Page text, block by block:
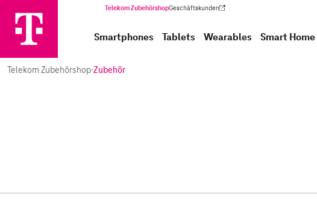
Telekom ZubehörshopGeschäftskunden
(Wird in einem neuen Tab geöffnet)
Smartphones Tablets Wearables Smart Home
Telekom Zubehörshop·Zubehör